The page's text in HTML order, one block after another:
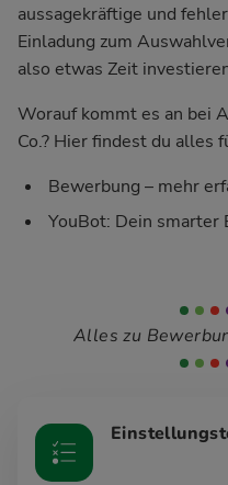
aussagekräftige und
Einladung zum
also etwas Zeit
Worauf kommt es an bei
Co.? Hier findest du alles
Bewerbung – mehr
YouBot: Dein
Alles zu